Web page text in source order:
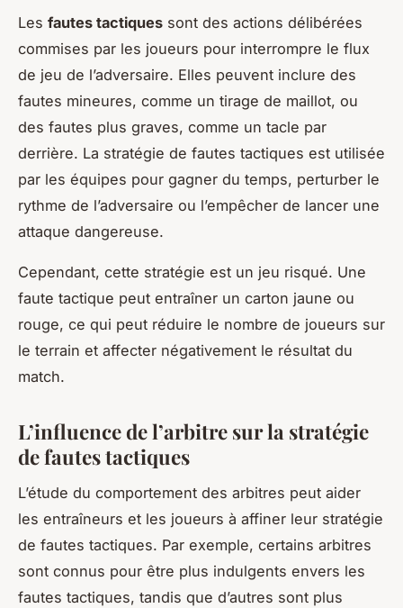
Les fautes tactiques sont des actions délibérées
commises par les joueurs pour interrompre le flux
de jeu de l’adversaire. Elles peuvent inclure des
fautes mineures, comme un tirage de maillot, ou
des fautes plus graves, comme un tacle par
derrière. La stratégie de fautes tactiques est utilisée
par les équipes pour gagner du temps, perturber le
rythme de l’adversaire ou l’empêcher de lancer une
attaque dangereuse.
Cependant, cette stratégie est un jeu risqué. Une
faute tactique peut entraîner un carton jaune ou
rouge, ce qui peut réduire le nombre de joueurs sur
le terrain et affecter négativement le résultat du
match.
L’influence de l’arbitre sur la stratégie
de fautes tactiques
L’étude du comportement des arbitres peut aider
les entraîneurs et les joueurs à affiner leur stratégie
de fautes tactiques. Par exemple, certains arbitres
sont connus pour être plus indulgents envers les
fautes tactiques, tandis que d’autres sont plus